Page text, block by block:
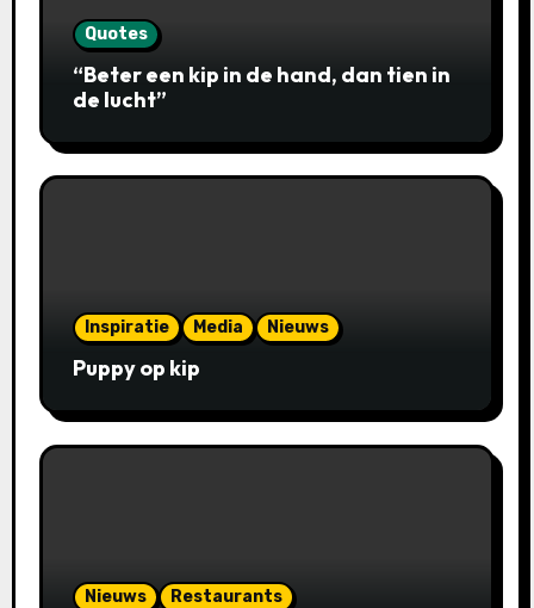
Quotes
“Beter een kip in de hand, dan tien in
de lucht”
Inspiratie Media Nieuws
Puppy op kip
Nieuws Restaurants